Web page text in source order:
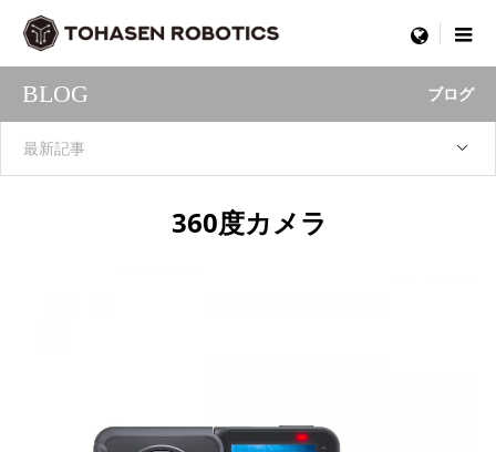
menu
BLOG ブログ
最新記事
360度カメラ